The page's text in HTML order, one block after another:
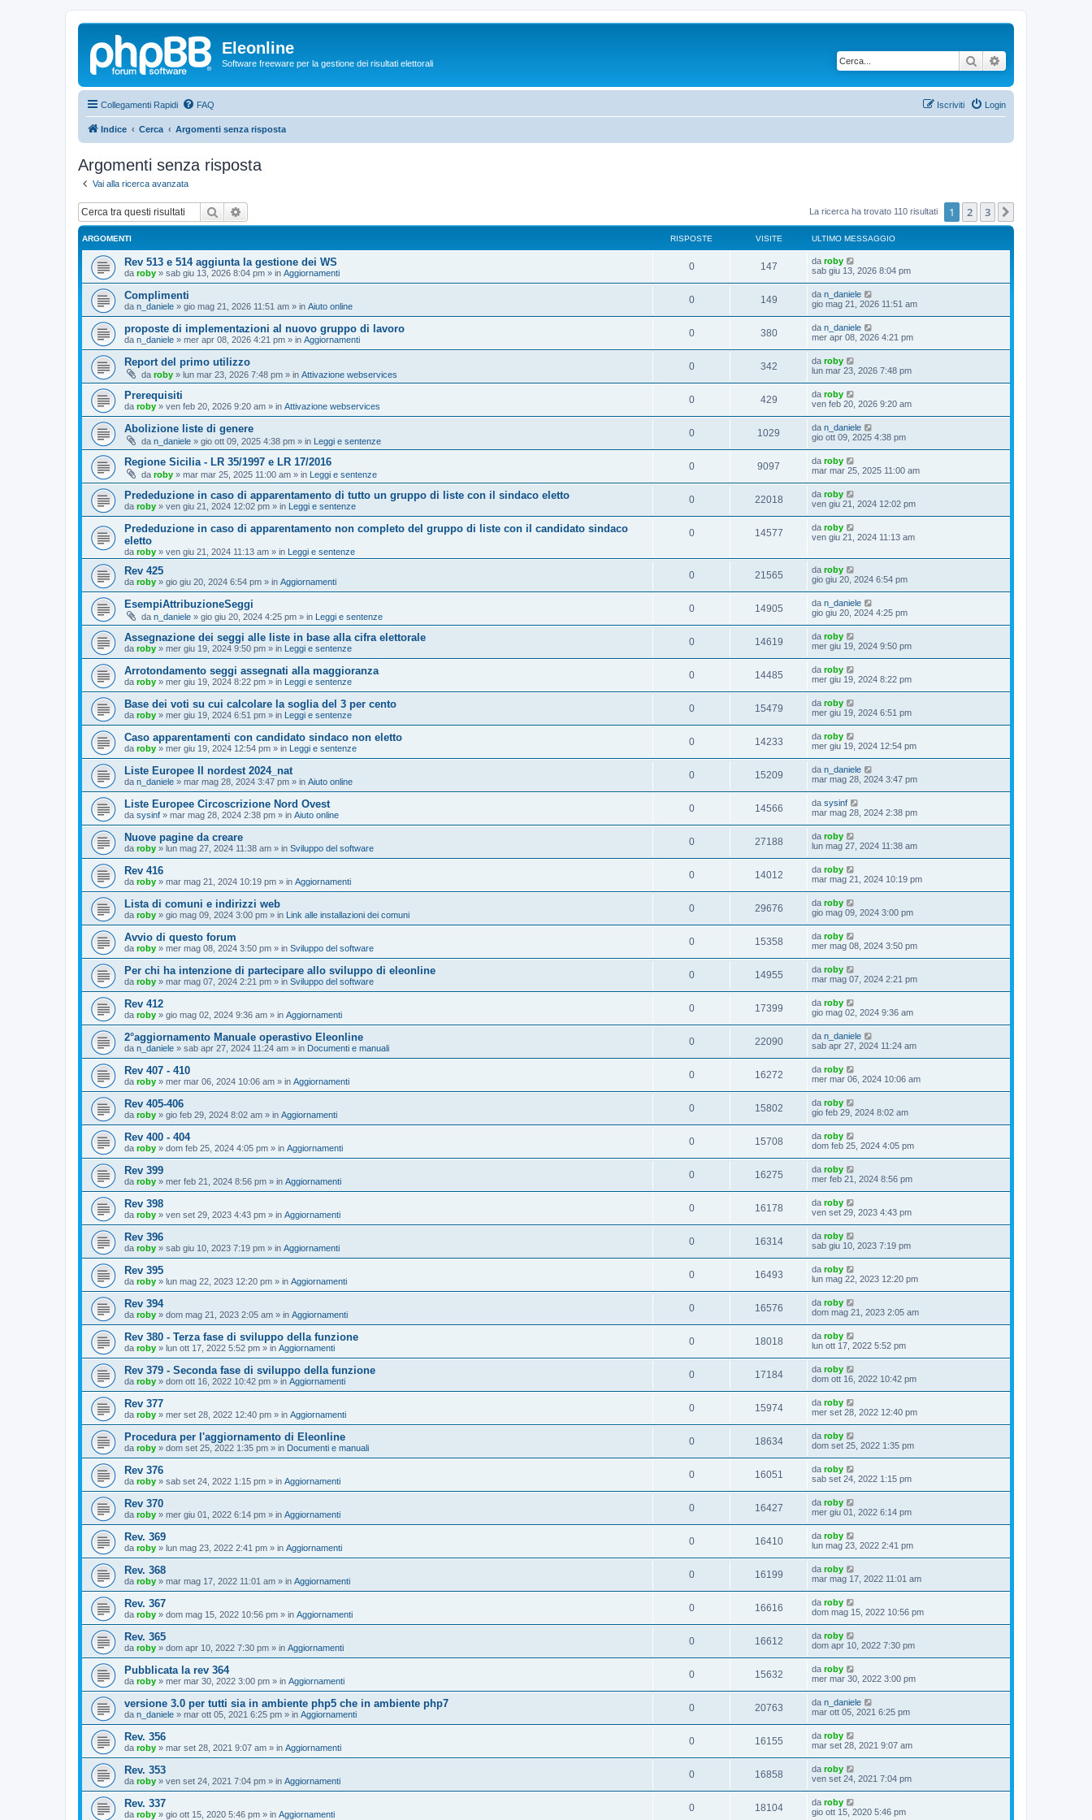
Eleonline
Software freeware per la gestione dei risultati elettorali Cerca
Collegamenti Rapidi FAQ Login
Iscriviti
Indice Cerca Argomenti senza risposta
Argomenti senza risposta
Vai alla ricerca avanzata
Cerca La ricerca ha trovato 110 risultati 1 2 3
ARGOMENTI RISPOSTE VISITE ULTIMO MESSAGGIO
Rev 513 e 514 aggiunta la gestione dei WS
da roby » sab giu 13, 2026 8:04 pm » in Aggiornamenti
0 147 da roby
sab giu 13, 2026 8:04 pm
Complimenti
da n_daniele » gio mag 21, 2026 11:51 am » in Aiuto online
0 149 da n_daniele
gio mag 21, 2026 11:51 am
proposte di implementazioni al nuovo gruppo di lavoro
da n_daniele » mer apr 08, 2026 4:21 pm » in Aggiornamenti
0 380 da n_daniele
mer apr 08, 2026 4:21 pm
Report del primo utilizzo
da roby » lun mar 23, 2026 7:48 pm » in Attivazione webservices
0 342 da roby
lun mar 23, 2026 7:48 pm
Prerequisiti
da roby » ven feb 20, 2026 9:20 am » in Attivazione webservices
0 429 da roby
ven feb 20, 2026 9:20 am
Abolizione liste di genere
da n_daniele » gio ott 09, 2025 4:38 pm » in Leggi e sentenze
0 1029 da n_daniele
gio ott 09, 2025 4:38 pm
Regione Sicilia - LR 35/1997 e LR 17/2016
da roby » mar mar 25, 2025 11:00 am » in Leggi e sentenze
0 9097 da roby
mar mar 25, 2025 11:00 am
Prededuzione in caso di apparentamento di tutto un gruppo di liste con il sindaco eletto
da roby » ven giu 21, 2024 12:02 pm » in Leggi e sentenze
0 22018 da roby
ven giu 21, 2024 12:02 pm
Prededuzione in caso di apparentamento non completo del gruppo di liste con il candidato sindaco
eletto
da roby » ven giu 21, 2024 11:13 am » in Leggi e sentenze
0 14577 da roby
ven giu 21, 2024 11:13 am
Rev 425
da roby » gio giu 20, 2024 6:54 pm » in Aggiornamenti
0 21565 da roby
gio giu 20, 2024 6:54 pm
EsempiAttribuzioneSeggi
da n_daniele » gio giu 20, 2024 4:25 pm » in Leggi e sentenze
0 14905 da n_daniele
gio giu 20, 2024 4:25 pm
Assegnazione dei seggi alle liste in base alla cifra elettorale
da roby » mer giu 19, 2024 9:50 pm » in Leggi e sentenze
0 14619 da roby
mer giu 19, 2024 9:50 pm
Arrotondamento seggi assegnati alla maggioranza
da roby » mer giu 19, 2024 8:22 pm » in Leggi e sentenze
0 14485 da roby
mer giu 19, 2024 8:22 pm
Base dei voti su cui calcolare la soglia del 3 per cento
da roby » mer giu 19, 2024 6:51 pm » in Leggi e sentenze
0 15479 da roby
mer giu 19, 2024 6:51 pm
Caso apparentamenti con candidato sindaco non eletto
da roby » mer giu 19, 2024 12:54 pm » in Leggi e sentenze
0 14233 da roby
mer giu 19, 2024 12:54 pm
Liste Europee II nordest 2024_nat
da n_daniele » mar mag 28, 2024 3:47 pm » in Aiuto online
0 15209 da n_daniele
mar mag 28, 2024 3:47 pm
Liste Europee Circoscrizione Nord Ovest
da sysinf » mar mag 28, 2024 2:38 pm » in Aiuto online
0 14566 da sysinf
mar mag 28, 2024 2:38 pm
Nuove pagine da creare
da roby » lun mag 27, 2024 11:38 am » in Sviluppo del software
0 27188 da roby
lun mag 27, 2024 11:38 am
Rev 416
da roby » mar mag 21, 2024 10:19 pm » in Aggiornamenti
0 14012 da roby
mar mag 21, 2024 10:19 pm
Lista di comuni e indirizzi web
da roby » gio mag 09, 2024 3:00 pm » in Link alle installazioni dei comuni
0 29676 da roby
gio mag 09, 2024 3:00 pm
Avvio di questo forum
da roby » mer mag 08, 2024 3:50 pm » in Sviluppo del software
0 15358 da roby
mer mag 08, 2024 3:50 pm
Per chi ha intenzione di partecipare allo sviluppo di eleonline
da roby » mar mag 07, 2024 2:21 pm » in Sviluppo del software
0 14955 da roby
mar mag 07, 2024 2:21 pm
Rev 412
da roby » gio mag 02, 2024 9:36 am » in Aggiornamenti
0 17399 da roby
gio mag 02, 2024 9:36 am
2°aggiornamento Manuale operastivo Eleonline
da n_daniele » sab apr 27, 2024 11:24 am » in Documenti e manuali
0 22090 da n_daniele
sab apr 27, 2024 11:24 am
Rev 407 - 410
da roby » mer mar 06, 2024 10:06 am » in Aggiornamenti
0 16272 da roby
mer mar 06, 2024 10:06 am
Rev 405-406
da roby » gio feb 29, 2024 8:02 am » in Aggiornamenti
0 15802 da roby
gio feb 29, 2024 8:02 am
Rev 400 - 404
da roby » dom feb 25, 2024 4:05 pm » in Aggiornamenti
0 15708 da roby
dom feb 25, 2024 4:05 pm
Rev 399
da roby » mer feb 21, 2024 8:56 pm » in Aggiornamenti
0 16275 da roby
mer feb 21, 2024 8:56 pm
Rev 398
da roby » ven set 29, 2023 4:43 pm » in Aggiornamenti
0 16178 da roby
ven set 29, 2023 4:43 pm
Rev 396
da roby » sab giu 10, 2023 7:19 pm » in Aggiornamenti
0 16314 da roby
sab giu 10, 2023 7:19 pm
Rev 395
da roby » lun mag 22, 2023 12:20 pm » in Aggiornamenti
0 16493 da roby
lun mag 22, 2023 12:20 pm
Rev 394
da roby » dom mag 21, 2023 2:05 am » in Aggiornamenti
0 16576 da roby
dom mag 21, 2023 2:05 am
Rev 380 - Terza fase di sviluppo della funzione
da roby » lun ott 17, 2022 5:52 pm » in Aggiornamenti
0 18018 da roby
lun ott 17, 2022 5:52 pm
Rev 379 - Seconda fase di sviluppo della funzione
da roby » dom ott 16, 2022 10:42 pm » in Aggiornamenti
0 17184 da roby
dom ott 16, 2022 10:42 pm
Rev 377
da roby » mer set 28, 2022 12:40 pm » in Aggiornamenti
0 15974 da roby
mer set 28, 2022 12:40 pm
Procedura per l'aggiornamento di Eleonline
da roby » dom set 25, 2022 1:35 pm » in Documenti e manuali
0 18634 da roby
dom set 25, 2022 1:35 pm
Rev 376
da roby » sab set 24, 2022 1:15 pm » in Aggiornamenti
0 16051 da roby
sab set 24, 2022 1:15 pm
Rev 370
da roby » mer giu 01, 2022 6:14 pm » in Aggiornamenti
0 16427 da roby
mer giu 01, 2022 6:14 pm
Rev. 369
da roby » lun mag 23, 2022 2:41 pm » in Aggiornamenti
0 16410 da roby
lun mag 23, 2022 2:41 pm
Rev. 368
da roby » mar mag 17, 2022 11:01 am » in Aggiornamenti
0 16199 da roby
mar mag 17, 2022 11:01 am
Rev. 367
da roby » dom mag 15, 2022 10:56 pm » in Aggiornamenti
0 16616 da roby
dom mag 15, 2022 10:56 pm
Rev. 365
da roby » dom apr 10, 2022 7:30 pm » in Aggiornamenti
0 16612 da roby
dom apr 10, 2022 7:30 pm
Pubblicata la rev 364
da roby » mer mar 30, 2022 3:00 pm » in Aggiornamenti
0 15632 da roby
mer mar 30, 2022 3:00 pm
versione 3.0 per tutti sia in ambiente php5 che in ambiente php7
da n_daniele » mar ott 05, 2021 6:25 pm » in Aggiornamenti
0 20763 da n_daniele
mar ott 05, 2021 6:25 pm
Rev. 356
da roby » mar set 28, 2021 9:07 am » in Aggiornamenti
0 16155 da roby
mar set 28, 2021 9:07 am
Rev. 353
da roby » ven set 24, 2021 7:04 pm » in Aggiornamenti
0 16858 da roby
ven set 24, 2021 7:04 pm
Rev. 337
da roby » gio ott 15, 2020 5:46 pm » in Aggiornamenti
0 18104 da roby
gio ott 15, 2020 5:46 pm